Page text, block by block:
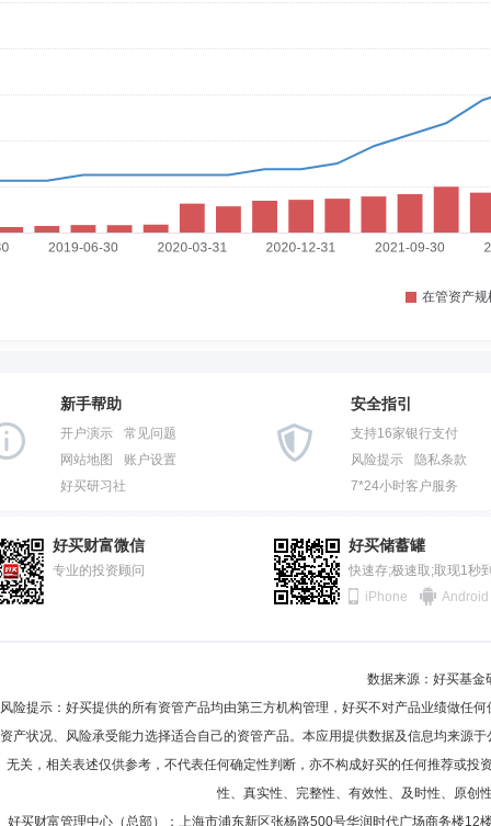
新手帮助
开户演示
常见问题
网站地图
账户设置
好买研习社
安全指引
支持16家银行支付
风险提示
隐私条款
7*24小时客户服务
好买财富微信
专业的投资顾问
好买储蓄罐
快速存;极速取;取现1秒
iPhone
Android
数据来源：好买基金
风险提示：好买提供的所有资管产品均由第三方机构管理，好买不对产品业绩做任
资产状况、风险承受能力选择适合自己的资管产品。本应用提供数据及信息均来源
无关，相关表述仅供参考，不代表任何确定性判断，亦不构成好买的任何推荐或
性、真实性、完整性、有效性、及时性、原创
好买财富管理中心（总部）：上海市浦东新区张杨路500号华润时代广场商务楼12